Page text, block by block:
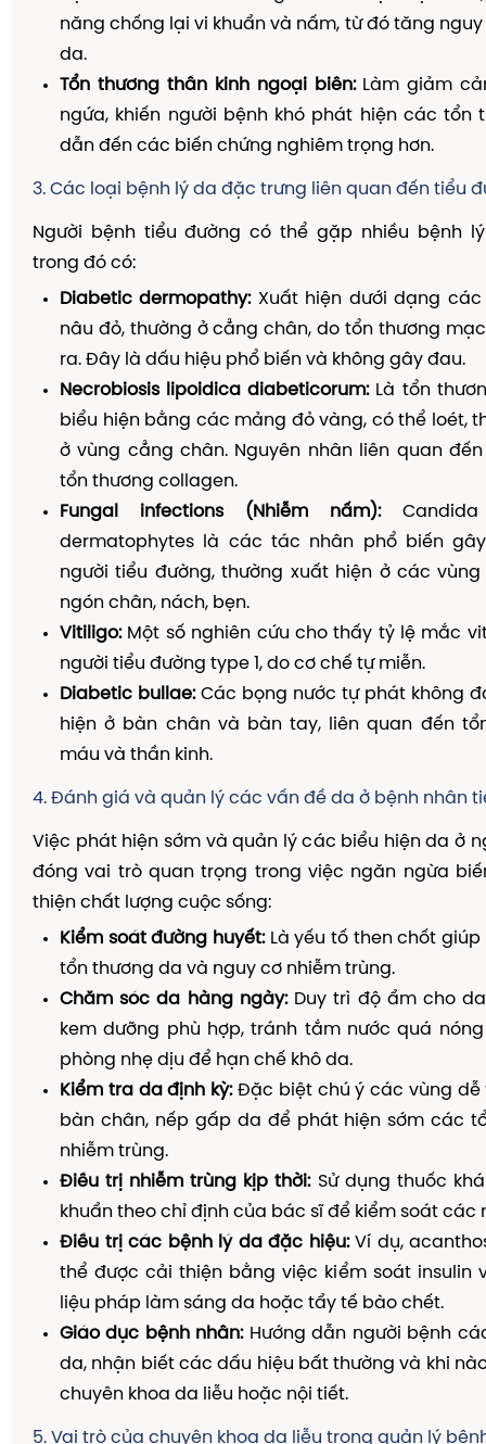
năng chống lại vi khuẩn và nấm, từ đó tăng
da.
Tổn thương thần kinh ngoại biên:Làm giảm
ngứa, khiến người bệnh khó phát hiện các tổn
dẫn đến các biến chứng nghiêm trọng hơn.
3. Các loại bệnh lý da đặc trưng liên quan đến tiểu
Người bệnh tiểu đường có thể gặp nhiều bệnh
trong đó có:
Diabetic dermopathy:Xuất hiện dưới dạng
nâu đỏ, thường ở cẳng chân, do tổn thương
ra. Đây là dấu hiệu phổ biến và không gây đau.
Necrobiosis lipoidica diabeticorum:Là tổn
biểu hiện bằng các mảng đỏ vàng, có thể loét,
ở vùng cẳng chân. Nguyên nhân liên quan
tổn thương collagen.
Fungal infections (Nhiễm nấm):Candida
dermatophytes là các tác nhân phổ biến
người tiểu đường, thường xuất hiện ở các
ngón chân, nách, bẹn.
Vitiligo:Một số nghiên cứu cho thấy tỷ lệ mắc
người tiểu đường type 1, do cơ chế tự miễn.
Diabetic bullae:Các bọng nước tự phát không
hiện ở bàn chân và bàn tay, liên quan đến
máu và thần kinh.
4. Đánh giá và quản lý các vấn đề da ở bệnh nhân
Việc phát hiện sớm và quản lý các biểu hiện da ở
đóng vai trò quan trọng trong việc ngăn ngừa
thiện chất lượng cuộc sống:
Kiểm soát đường huyết:Là yếu tố then chốt
tổn thương da và nguy cơ nhiễm trùng.
Chăm sóc da hàng ngày:Duy trì độ ẩm cho
kem dưỡng phù hợp, tránh tắm nước quá
phòng nhẹ dịu để hạn chế khô da.
Kiểm tra da định kỳ:Đặc biệt chú ý các vùng dễ
bàn chân, nếp gấp da để phát hiện sớm các
nhiễm trùng.
Điều trị nhiễm trùng kịp thời:Sử dụng thuốc
khuẩn theo chỉ định của bác sĩ để kiểm soát các
Điều trị các bệnh lý da đặc hiệu:Ví dụ,
thể được cải thiện bằng việc kiểm soát insulin
liệu pháp làm sáng da hoặc tẩy tế bào chết.
Giáo dục bệnh nhân:Hướng dẫn người bệnh
da, nhận biết các dấu hiệu bất thường và khi
chuyên khoa da liễu hoặc nội tiết.
5. Vai trò của chuyên khoa da liễu trong quản lý